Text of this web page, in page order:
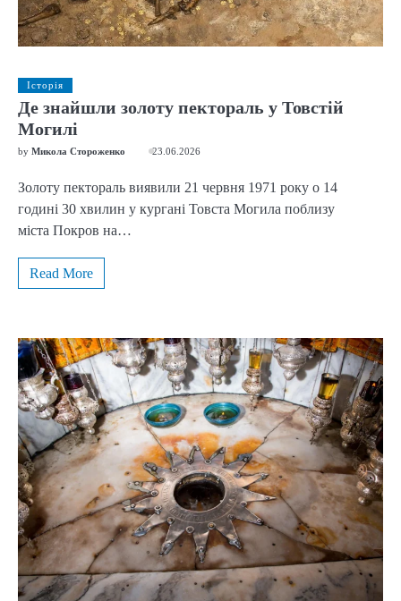
Історія
Де знайшли золоту пектораль у Товстій
Могилі
by Микола Стороженко 23.06.2026
Золоту пектораль виявили 21 червня 1971 року о 14
годині 30 хвилин у кургані Товста Могила поблизу
міста Покров на…
Read More